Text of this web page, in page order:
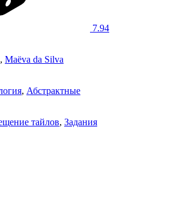
7.94
, Maëva da Silva
, Абстрактные
тайлов, Задания